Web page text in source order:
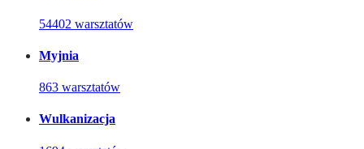
54402 warsztatów
Myjnia
863 warsztatów
Wulkanizacja